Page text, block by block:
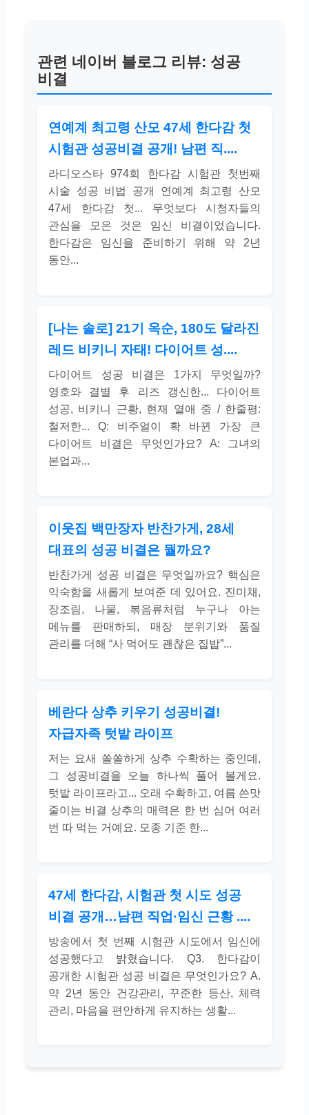
관련 네이버 블로그 리뷰: 성공
비결
연예계 최고령 산모 47세 한다감 첫
시험관 성공비결 공개! 남편 직....
라디오스타 974회 한다감 시험관 첫번째
시술 성공 비법 공개 연예계 최고령 산모
47세 한다감 첫... 무엇보다 시청자들의
관심을 모은 것은 임신 비결이었습니다.
한다감은 임신을 준비하기 위해 약 2년
동안...
[나는 솔로] 21기 옥순, 180도 달라진
레드 비키니 자태! 다이어트 성....
다이어트 성공 비결은 1가지 무엇일까?
영호와 결별 후 리즈 갱신한... 다이어트
성공, 비키니 근황, 현재 열애 중 / 한줄평:
철저한... Q: 비주얼이 확 바뀐 가장 큰
다이어트 비결은 무엇인가요? A: 그녀의
본업과...
이웃집 백만장자 반찬가게, 28세
대표의 성공 비결은 뭘까요?
반찬가게 성공 비결은 무엇일까요? 핵심은
익숙함을 새롭게 보여준 데 있어요. 진미채,
장조림, 나물, 볶음류처럼 누구나 아는
메뉴를 판매하되, 매장 분위기와 품질
관리를 더해 “사 먹어도 괜찮은 집밥”...
베란다 상추 키우기 성공비결!
자급자족 텃밭 라이프
저는 요새 쏠쏠하게 상추 수확하는 중인데,
그 성공비결을 오늘 하나씩 풀어 볼게요.
텃밭 라이프라고... 오래 수확하고, 여름 쓴맛
줄이는 비결 상추의 매력은 한 번 심어 여러
번 따 먹는 거예요. 모종 기준 한...
47세 한다감, 시험관 첫 시도 성공
비결 공개…남편 직업·임신 근황 ....
방송에서 첫 번째 시험관 시도에서 임신에
성공했다고 밝혔습니다. Q3. 한다감이
공개한 시험관 성공 비결은 무엇인가요? A.
약 2년 동안 건강관리, 꾸준한 등산, 체력
관리, 마음을 편안하게 유지하는 생활...